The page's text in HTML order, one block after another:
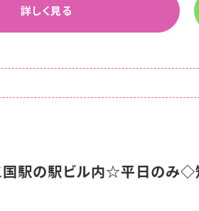
詳しく見る
駅の駅ビル内☆平日のみ◇